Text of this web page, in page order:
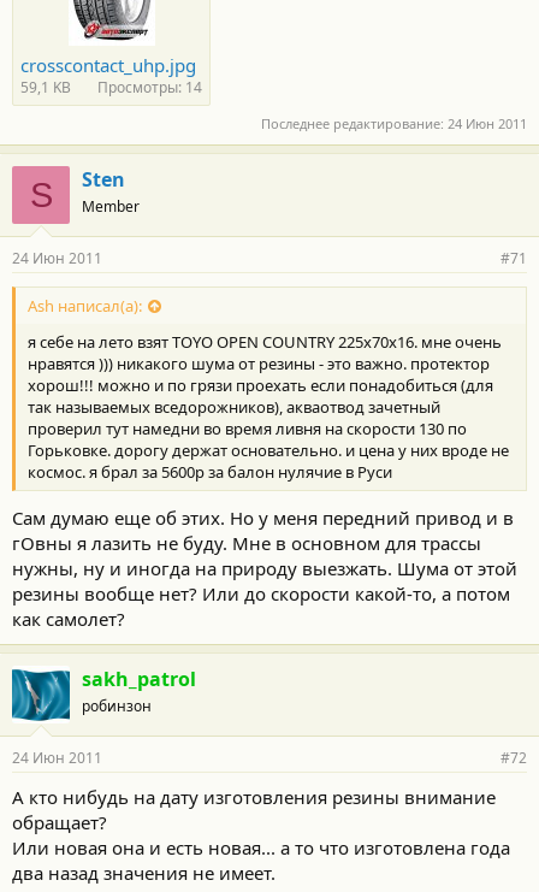
crosscontact_uhp.jpg
59,1 KB Просмотры: 14
Последнее редактирование: 24 Июн 2011
S Sten
Member
24 Июн 2011 #71
Ash написал(а):
я себе на лето взят TOYO OPEN COUNTRY 225х70х16. мне очень
нравятся ))) никакого шума от резины - это важно. протектор
хорош!!! можно и по грязи проехать если понадобиться (для
так называемых вседорожников), акваотвод зачетный
проверил тут намедни во время ливня на скорости 130 по
Горьковке. дорогу держат основательно. и цена у них вроде не
космос. я брал за 5600р за балон нулячие в Руси
Сам думаю еще об этих. Но у меня передний привод и в
гОвны я лазить не буду. Мне в основном для трассы
нужны, ну и иногда на природу выезжать. Шума от этой
резины вообще нет? Или до скорости какой-то, а потом
как самолет?
sakh_patrol
робинзон
24 Июн 2011 #72
А кто нибудь на дату изготовления резины внимание
обращает?
Или новая она и есть новая... а то что изготовлена года
два назад значения не имеет.